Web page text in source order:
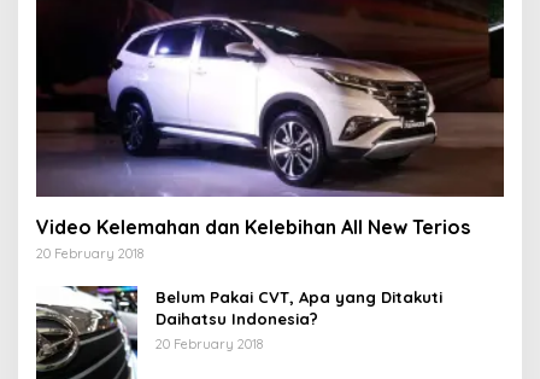
Video Kelemahan dan Kelebihan All New Terios
20 February 2018
Belum Pakai CVT, Apa yang Ditakuti
Daihatsu Indonesia?
20 February 2018